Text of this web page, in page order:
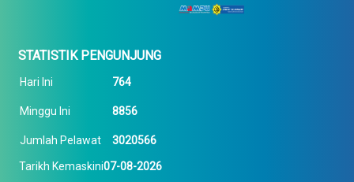
STATISTIK PENGUNJUNG
Hari Ini 764
Minggu Ini 8856
Jumlah Pelawat 3020566
Tarikh Kemaskini07-08-2026